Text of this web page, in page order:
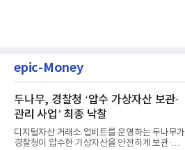
epic-Money
두나무, 경찰청 ‘압수 가상자산 보관·
관리 사업’ 최종 낙찰
디지털자산 거래소 업비트를 운영하는 두나무가
경찰청이 압수한 가상자산을 안전하게 보관·관